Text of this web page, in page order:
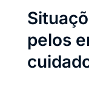
pelos